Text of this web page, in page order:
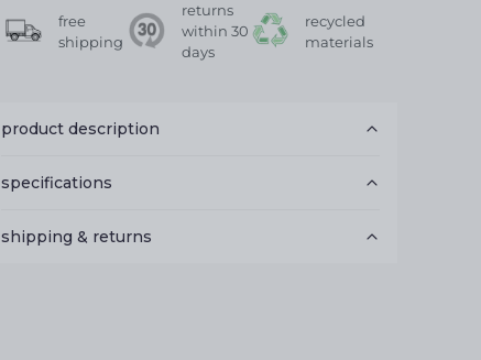
free
shipping
returns
within 30
days
recycled
materials
product description
specifications
shipping & returns